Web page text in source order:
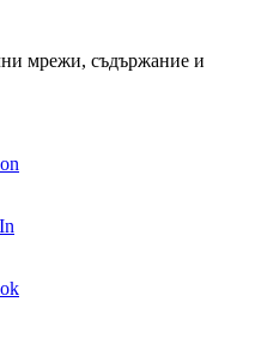
мрежи, съдържание и